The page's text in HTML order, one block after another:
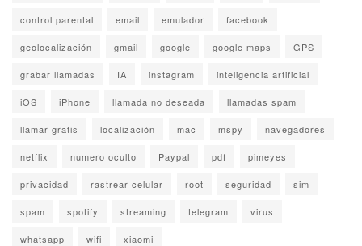
control parental email emulador facebook
geolocalización gmail google google maps GPS
grabar llamadas IA instagram inteligencia artificial
iOS iPhone llamada no deseada llamadas spam
llamar gratis localización mac mspy navegadores
netflix numero oculto Paypal pdf pimeyes
privacidad rastrear celular root seguridad sim
spam spotify streaming telegram virus
whatsapp wifi xiaomi